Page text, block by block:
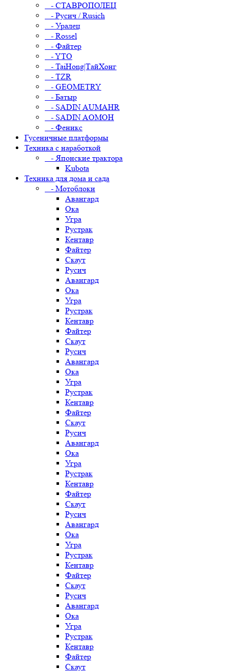
- СТАВРОПОЛЕЦ
- Русич / Rusich
- Уралец
- Rossel
- Файтер
- YTO
- TaiHong|ТайХонг
- TZR
- GEOMETRY
- Батыр
- SADIN AUMAHR
- SADIN AOMOH
- Феникс
Гусеничные платформы
Техника с наработкой
- Японские трактора
Kubota
Техника для дома и сада
- Мотоблоки
Авангард
Ока
Угра
Рустрак
Кентавр
Файтер
Скаут
Русич
Авангард
Ока
Угра
Рустрак
Кентавр
Файтер
Скаут
Русич
Авангард
Ока
Угра
Рустрак
Кентавр
Файтер
Скаут
Русич
Авангард
Ока
Угра
Рустрак
Кентавр
Файтер
Скаут
Русич
Авангард
Ока
Угра
Рустрак
Кентавр
Файтер
Скаут
Русич
Авангард
Ока
Угра
Рустрак
Кентавр
Файтер
Скаут